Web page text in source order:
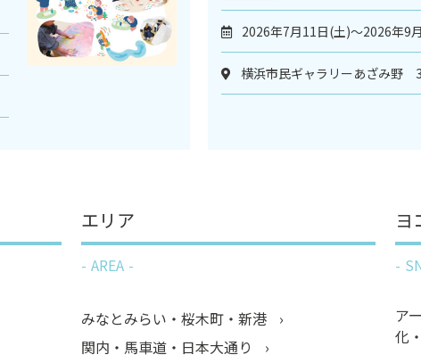
2026年7月11日(土)～2026年9
横浜市民ギャラリーあざみ野
エリア
AREA
みなとみらい・桜木町・新港
関内・馬車道・日本大通り
ヨ
ア
化